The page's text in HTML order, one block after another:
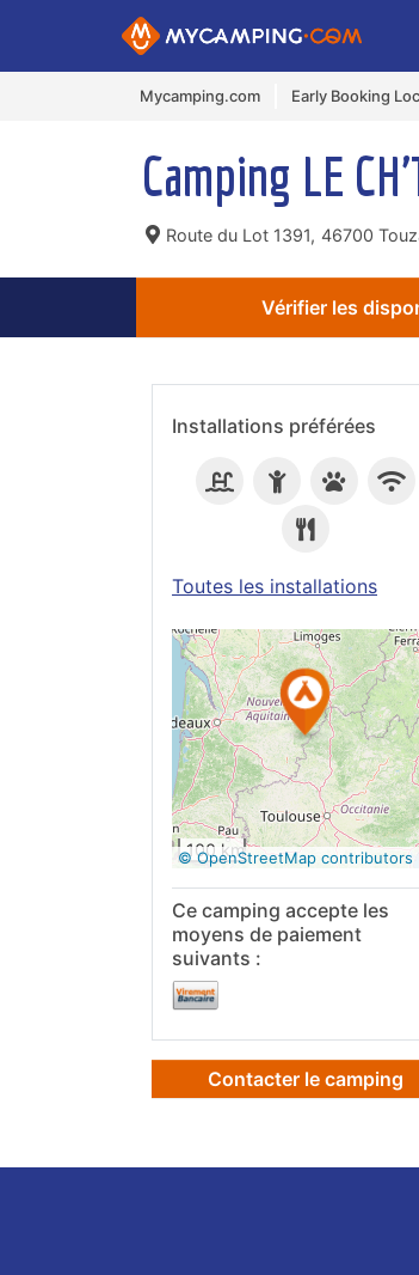
Mycamping.com Early Booking
Camping LE
Route du Lot 1391, 46700
Vérifier les
Installations préférées
Toutes les installations
Voir sur
Google
Maps
100 km
© OpenStreetMap contributors
Ce camping accepte les
moyens de paiement
suivants :
Contacter le camping